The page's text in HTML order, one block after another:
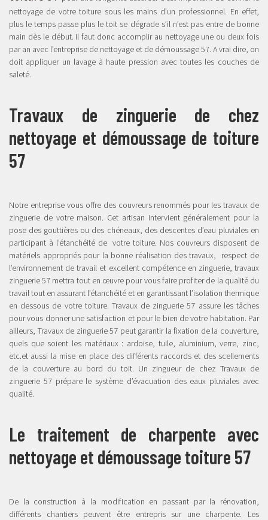
nettoyage de votre toiture sous les mains d’un professionnel. En effet,
plus le temps passe plus le toit se dégrade s’il n’est pas entre de bonne
main dès le début. Il faut donc accomplir au nettoyage une ou deux fois
par an avec l’entreprise de nettoyage et de démoussage 57. A vrai dire, on
doit appliquer un lavage à haute pression avec toutes les couches de
saleté.
Travaux de zinguerie de chez
nettoyage et démoussage de toiture
57
Notre entreprise vous offre des couvreurs renommés pour les travaux de
zinguerie de votre maison. Cet artisan intervient généralement pour la
pose des gouttières ou des chéneaux, des descentes d’eau pluviales en
participant à l’étanchéité de votre toiture. Nos couvreurs disposent de
matériels appropriés pour la bonne réalisation des travaux, respect de
l’environnement de travail et excellent compétence en zinguerie, travaux
zinguerie 57 mettra tout en œuvre pour vous faire profiter de la qualité du
travail tout en assurant l’étanchéité et en garantissant l’isolation thermique
en dessous de votre toiture. Travaux de zinguerie 57 assure les tâches
pour vous donner une satisfaction et pour le bien de votre habitation. Par
ailleurs, Travaux de zinguerie 57 peut garantir la fixation de la couverture,
quels que soient les matériaux : ardoise, tuile, aluminium, verre, zinc,
etc.et aussi la mise en place des différents raccords et des scellements
de la couverture au bord du toit. Un zingueur de chez Travaux de
zinguerie 57 prépare le système d’évacuation des eaux pluviales avec
qualité.
Le traitement de charpente avec
nettoyage et démoussage toiture 57
De la construction à la modification en passant par la rénovation,
différents chantiers peuvent être entrepris sur une charpente. Les